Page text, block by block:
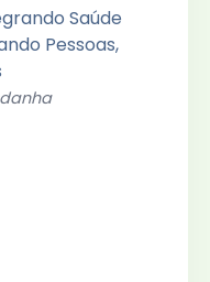
Saúde
Pessoas,